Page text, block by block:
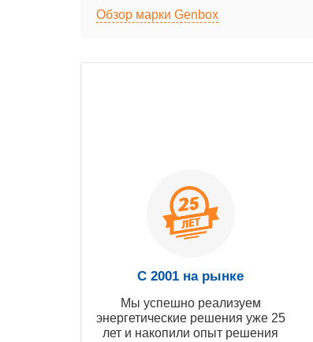
Обзор марки Genbox
С 2001 на рынке
Мы успешно реализуем
энергетические решения уже 25
лет и накопили опыт решения